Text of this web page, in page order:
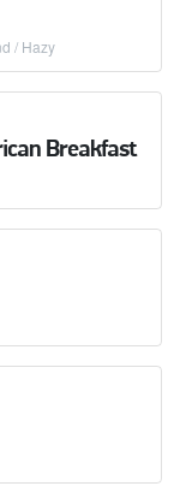
/ Hazy
Breakfast